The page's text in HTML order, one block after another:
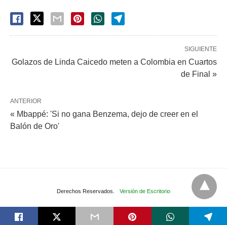
SIGUIENTE
Golazos de Linda Caicedo meten a Colombia en Cuartos
de Final »
ANTERIOR
« Mbappé: 'Si no gana Benzema, dejo de creer en el
Balón de Oro'
Derechos Reservados. Versión de Escritorio